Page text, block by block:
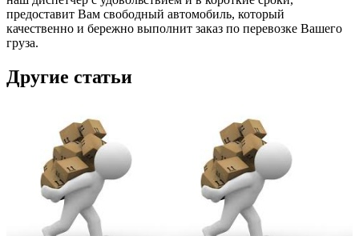
предоставит Вам свободный автомобиль, который
качественно и бережно выполнит заказ по перевозке Вашего
груза.
Другие статьи